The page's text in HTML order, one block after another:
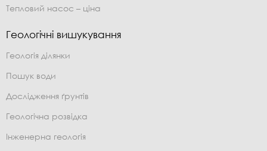
Тепловий насос – ціна
Геологічні вишукування
Геологія ділянки
Пошук води
Дослідження ґрунтів
Геологічна розвідка
Інженерна геологія